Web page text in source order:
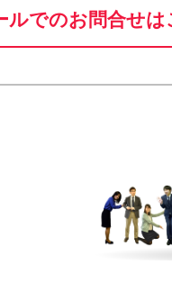
ルでのお問合せは